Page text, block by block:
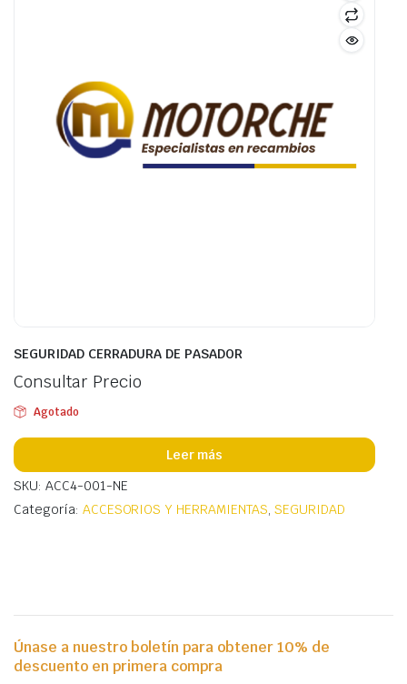
SEGURIDAD CERRADURA DE PASADOR
Consultar Precio
Agotado
Leer más
SKU: ACC4-001-NE
Categoría: ACCESORIOS Y HERRAMIENTAS, SEGURIDAD
Únase a nuestro boletín para obtener 10% de
descuento en primera compra